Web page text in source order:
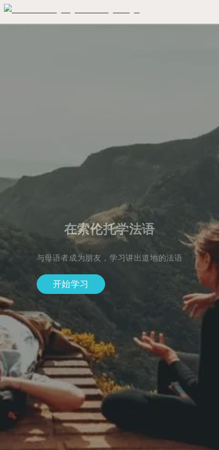
在索伦托学法语
与母语者成为朋友，学习讲出道地的法语
开始学习